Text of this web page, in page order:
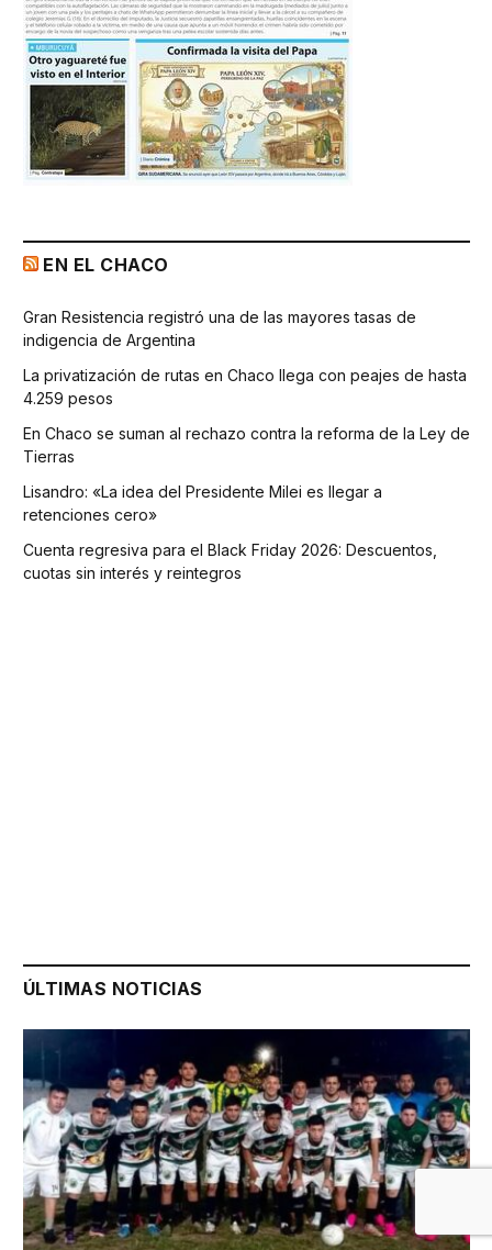
EN EL CHACO
Gran Resistencia registró una de las mayores tasas de
indigencia de Argentina
La privatización de rutas en Chaco llega con peajes de hasta
4.259 pesos
En Chaco se suman al rechazo contra la reforma de la Ley de
Tierras
Lisandro: «La idea del Presidente Milei es llegar a
retenciones cero»
Cuenta regresiva para el Black Friday 2026: Descuentos,
cuotas sin interés y reintegros
ÚLTIMAS NOTICIAS